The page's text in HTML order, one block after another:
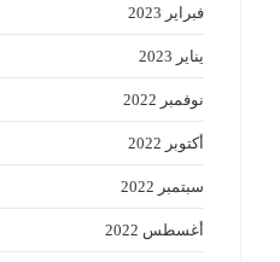
فبراير 2023
يناير 2023
نوفمبر 2022
أكتوبر 2022
سبتمبر 2022
أغسطس 2022